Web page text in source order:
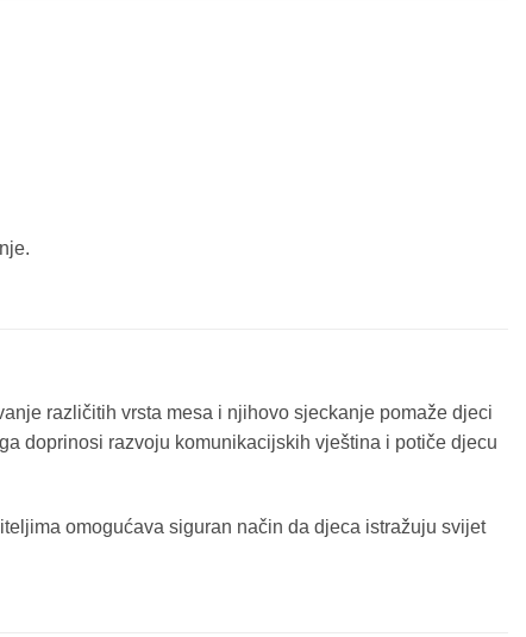
različitih vrsta mesa i njihovo sjeckanje pomaže djeci
doprinosi razvoju komunikacijskih vještina i potiče djecu
omogućava siguran način da djeca istražuju svijet